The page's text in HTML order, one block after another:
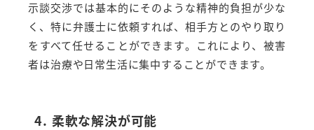
示談交渉では基本的にそのような精神的負担が少な
く、特に弁護士に依頼すれば、相手方とのやり取り
をすべて任せることができます。これにより、被害
者は治療や日常生活に集中することができます。
4. 柔軟な解決が可能